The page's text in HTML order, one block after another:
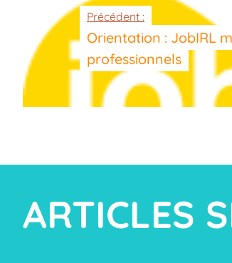
Précédent :
Orientation : JobIRL
professionnels
ARTICLES